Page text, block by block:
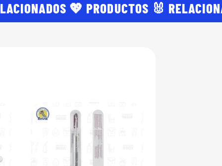
💖 PRODUCTOS 🐰